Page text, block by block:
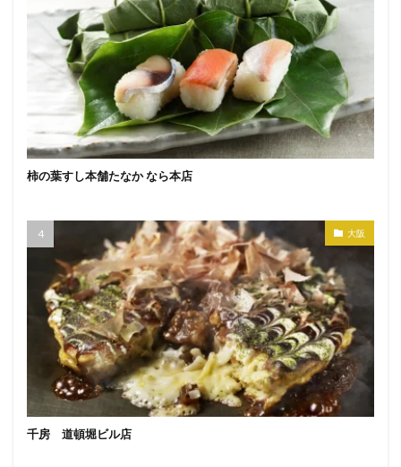
柿の葉すし本舗たなか なら本店
大阪
千房 道頓堀ビル店